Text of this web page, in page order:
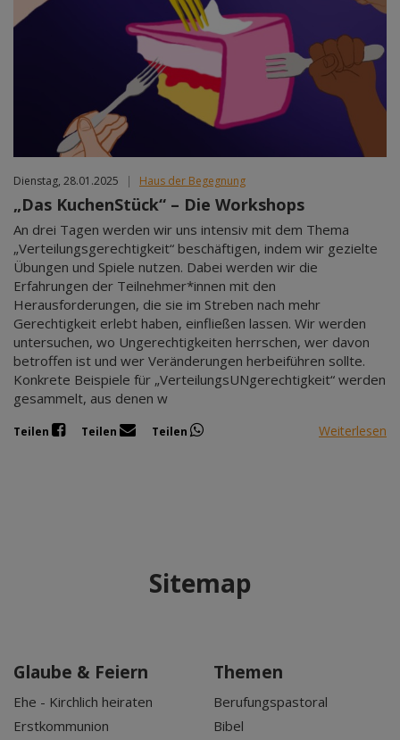
Dienstag, 28.01.2025 | Haus der Begegnung
„Das KuchenStück“ – Die Workshops
An drei Tagen werden wir uns intensiv mit dem Thema
„Verteilungsgerechtigkeit“ beschäftigen, indem wir gezielte
Übungen und Spiele nutzen. Dabei werden wir die
Erfahrungen der Teilnehmer*innen mit den
Herausforderungen, die sie im Streben nach mehr
Gerechtigkeit erlebt haben, einfließen lassen. Wir werden
untersuchen, wo Ungerechtigkeiten herrschen, wer davon
betroffen ist und wer Veränderungen herbeiführen sollte.
Konkrete Beispiele für „VerteilungsUNgerechtigkeit“ werden
gesammelt, aus denen w
Teilen Teilen Teilen Weiterlesen
Sitemap
Glaube & Feiern
Ehe - Kirchlich heiraten
Erstkommunion
Themen
Berufungspastoral
Bibel